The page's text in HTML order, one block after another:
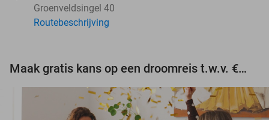
Groenveldsingel 40
Routebeschrijving
Maak gratis kans op een droomreis t.w.v. €3.000!